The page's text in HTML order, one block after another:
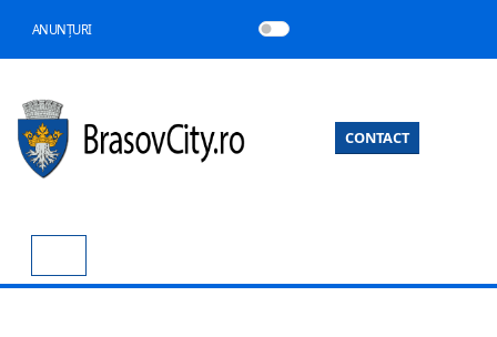
ANUNȚURI
CONTACT